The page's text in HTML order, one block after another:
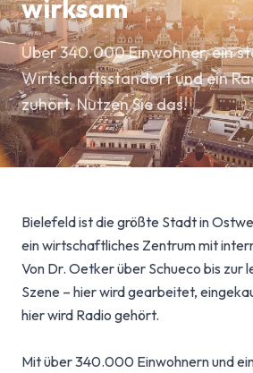
wirksam
Über 340.000 Einwohner, ein
Wirtschaftsstandort und ein
zuhört. Nutzen Sie das.
Bielefeld ist die größte Stadt in
ein wirtschaftliches Zentrum mit
Von Dr. Oetker über Schueco bis zur
Szene – hier wird gearbeitet,
hier wird Radio gehört.
Mit über 340.000 Einwohnern und